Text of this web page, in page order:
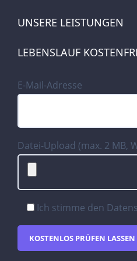
UNSERE LEISTUNGEN
LEBENSLAUF
E-Mail-Adresse
Datei-Upload (max. 2 MB,
Ich stimme den